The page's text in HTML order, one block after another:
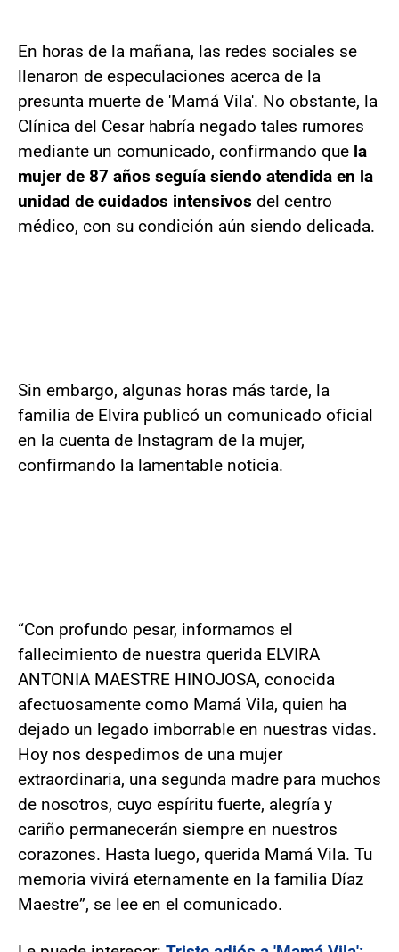
En horas de la mañana, las redes sociales se
llenaron de especulaciones acerca de la
presunta muerte de 'Mamá Vila'. No obstante, la
Clínica del Cesar habría negado tales rumores
mediante un comunicado, confirmando que la
mujer de 87 años seguía siendo atendida en la
unidad de cuidados intensivos del centro
médico, con su condición aún siendo delicada.
Sin embargo, algunas horas más tarde, la
familia de Elvira publicó un comunicado oficial
en la cuenta de Instagram de la mujer,
confirmando la lamentable noticia.
“Con profundo pesar, informamos el
fallecimiento de nuestra querida ELVIRA
ANTONIA MAESTRE HINOJOSA, conocida
afectuosamente como Mamá Vila, quien ha
dejado un legado imborrable en nuestras vidas.
Hoy nos despedimos de una mujer
extraordinaria, una segunda madre para muchos
de nosotros, cuyo espíritu fuerte, alegría y
cariño permanecerán siempre en nuestros
corazones. Hasta luego, querida Mamá Vila. Tu
memoria vivirá eternamente en la familia Díaz
Maestre”, se lee en el comunicado.